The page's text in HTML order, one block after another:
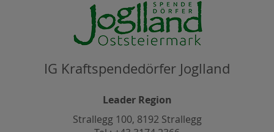
IG Kraftspendedörfer Joglland
Leader Region
Strallegg 100, 8192 Strallegg